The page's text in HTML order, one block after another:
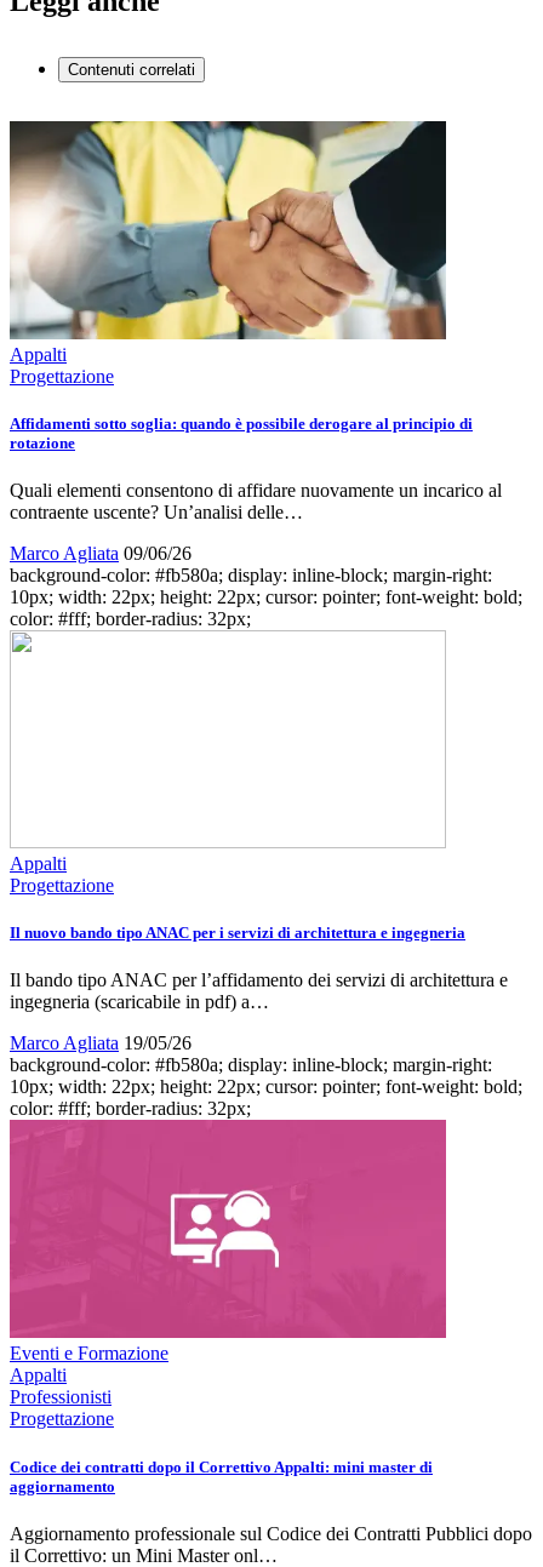
Contenuti correlati
Appalti
Progettazione
Affidamenti sotto soglia: quando è possibile derogare al principio di
rotazione
Quali elementi consentono di affidare nuovamente un incarico al
contraente uscente? Un’analisi delle…
Marco Agliata 09/06/26
background-color: #fb580a; display: inline-block; margin-right:
10px; width: 22px; height: 22px; cursor: pointer; font-weight: bold;
color: #fff; border-radius: 32px;
Appalti
Progettazione
Il nuovo bando tipo ANAC per i servizi di architettura e ingegneria
Il bando tipo ANAC per l’affidamento dei servizi di architettura e
ingegneria (scaricabile in pdf) a…
Marco Agliata 19/05/26
background-color: #fb580a; display: inline-block; margin-right:
10px; width: 22px; height: 22px; cursor: pointer; font-weight: bold;
color: #fff; border-radius: 32px;
Eventi e Formazione
Appalti
Professionisti
Progettazione
Codice dei contratti dopo il Correttivo Appalti: mini master di
aggiornamento
Aggiornamento professionale sul Codice dei Contratti Pubblici dopo
il Correttivo: un Mini Master onl…